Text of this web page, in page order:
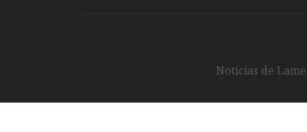
Notícias de